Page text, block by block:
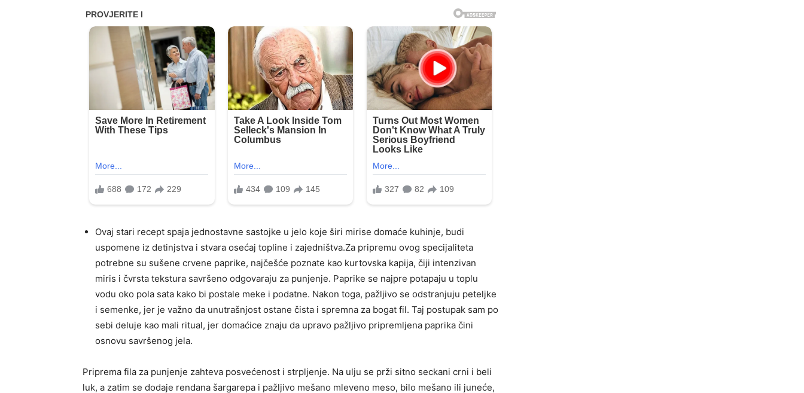
Ovaj stari recept spaja jednostavne sastojke u jelo koje širi mirise domaće kuhinje, budi
uspomene iz detinjstva i stvara osećaj topline i zajedništva.Za pripremu ovog specijaliteta
potrebne su sušene crvene paprike, najčešće poznate kao kurtovska kapija, čiji intenzivan
miris i čvrsta tekstura savršeno odgovaraju za punjenje. Paprike se najpre potapaju u toplu
vodu oko pola sata kako bi postale meke i podatne. Nakon toga, pažljivo se odstranjuju peteljke
i semenke, jer je važno da unutrašnjost ostane čista i spremna za bogat fil. Taj postupak sam po
sebi deluje kao mali ritual, jer domaćice znaju da upravo pažljivo pripremljena paprika čini
osnovu savršenog jela.
Priprema fila za punjenje zahteva posvećenost i strpljenje. Na ulju se prži sitno seckani crni i beli
luk, a zatim se dodaje rendana šargarepa i pažljivo mešano mleveno meso, bilo mešano ili juneće,